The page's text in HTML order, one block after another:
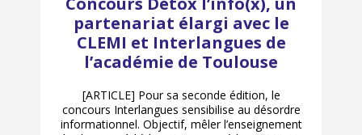
partenariat élargi avec le
CLEMI et Interlangues de
l’académie de Toulouse
[ARTICLE] Pour sa seconde édition, le
concours Interlangues sensibilise au désordre
informationnel. Objectif, mêler l’enseignement